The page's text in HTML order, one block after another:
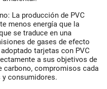
La producción de PVC
menos energía que la
se traduce en una
de gases de efecto
tarjetas con PVC
a sus objetivos de
carbono, compromisos cada
y consumidores.